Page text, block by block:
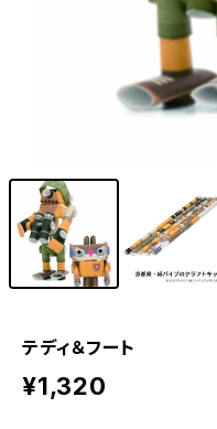
テディ＆フート
¥1,320